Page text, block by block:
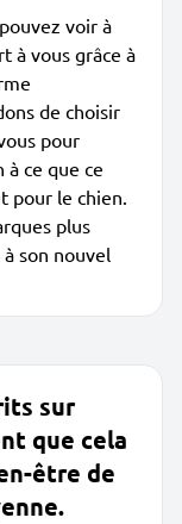
voir à
à vous grâce à
de choisir
pour
ce que ce
pour le chien.
plus
son nouvel
sur
que cela
être de